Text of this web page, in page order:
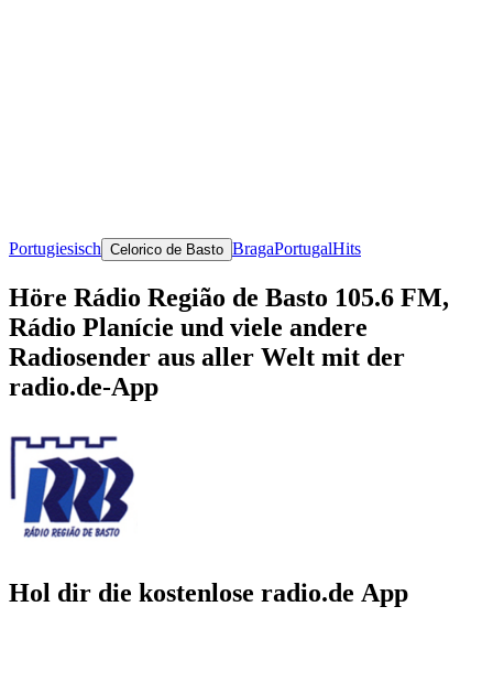
Portugiesisch Celorico de Basto BragaPortugalHits
Höre Rádio Região de Basto 105.6 FM,
Rádio Planí­cie und viele andere
Radiosender aus aller Welt mit der
radio.de-App
Hol dir die kostenlose radio.de App